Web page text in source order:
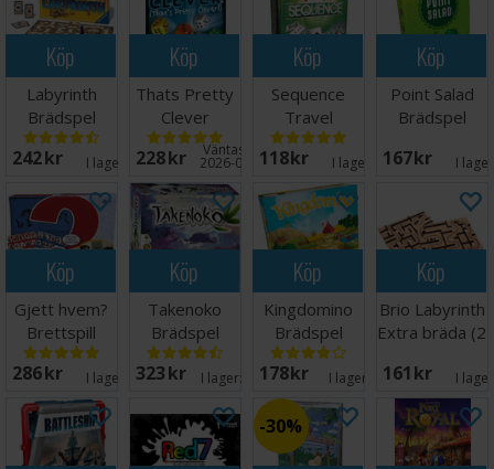
Köp
Labyrinth
Brädspel
242 SEK I lager: 5
Köp
Thats Pretty
Clever
Tärningsspel
228 SEK Väntas in:
2026-09-30
Köp
Sequence
Travel
Brädspel -
Reseutgåva
118 SEK I lager:
Köp
Point Salad
Brädspel
167 SEK I
Köp
Gjett hvem?
Brettspill
286 SEK I lager: 7
Köp
Takenoko
Brädspel
323 SEK I lager: 20+
Köp
Kingdomino
Brädspel
178 SEK I lager: 18
Köp
Brio Labyrinth
Extra bräda (2
161 SEK I
30%